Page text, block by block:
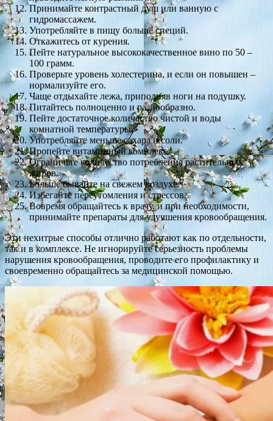
Принимайте контрастный душ или ванную с
гидромассажем.
Употребляйте в пищу больше специй.
Откажитесь от курения.
Пейте натуральное высококачественное вино по 50 –
100 грамм.
Проверьте уровень холестерина, и если он повышен –
нормализуйте его.
Чаще отдыхайте лежа, приподняв ноги на подушку.
Питайтесь полноценно и разнообразно.
Пейте достаточное количество чистой и воды
комнатной температуры.
Употребляйте меньше сахара и соли.
Пропейте витаминный комплекс.
Ограничьте количество потребления растительных
жиров.
Больше бывайте на свежем воздухе.
Избегайте переутомления и стрессов.
Вовремя обращайтесь к врачу, и при необходимости,
принимайте препараты для улучшения кровообращения.
Эти нехитрые способы отлично работают как по отдельности,
так и в комплексе. Не игнорируйте серьезность проблемы
нарушения кровообращения, проводите его профилактику и
своевременно обращайтесь за медицинской помощью.